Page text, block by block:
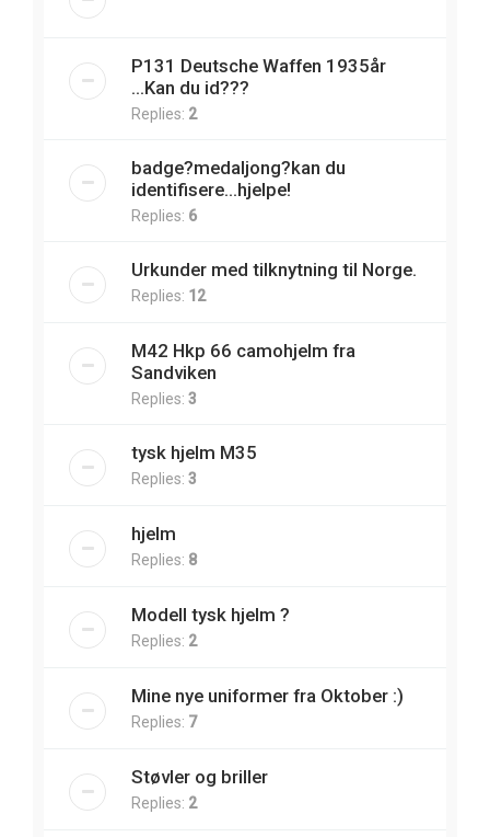
P131 Deutsche Waffen 1935år
...Kan du id???
Replies: 2
badge?medaljong?kan du
identifisere...hjelpe!
Replies: 6
Urkunder med tilknytning til Norge.
Replies: 12
M42 Hkp 66 camohjelm fra
Sandviken
Replies: 3
tysk hjelm M35
Replies: 3
hjelm
Replies: 8
Modell tysk hjelm ?
Replies: 2
Mine nye uniformer fra Oktober :)
Replies: 7
Støvler og briller
Replies: 2